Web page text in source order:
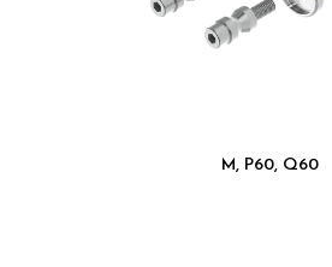
M, P60, Q60